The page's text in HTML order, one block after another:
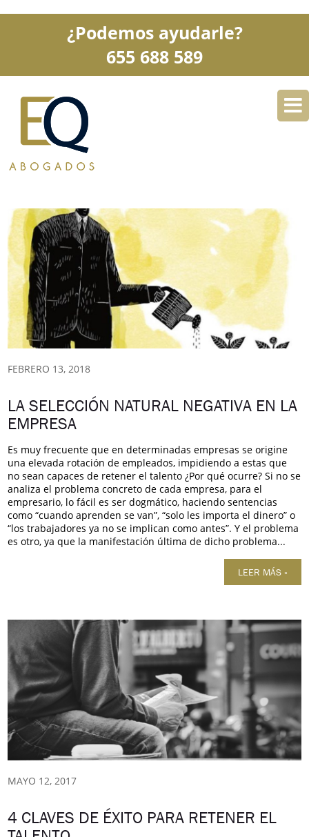
¿Podemos ayudarle?
655 688 589
SERVICIOS
BLOG CONTACTO
FEBRERO 13, 2018
LA SELECCIÓN NATURAL NEGATIVA EN LA
EMPRESA
Es muy frecuente que en determinadas empresas se origine
una elevada rotación de empleados, impidiendo a estas que
no sean capaces de retener el talento ¿Por qué ocurre? Si no se
analiza el problema concreto de cada empresa, para el
empresario, lo fácil es ser dogmático, haciendo sentencias
como “cuando aprenden se van”, “solo les importa el dinero” o
“los trabajadores ya no se implican como antes”. Y el problema
es otro, ya que la manifestación última de dicho problema...
LEER MÁS »
MAYO 12, 2017
4 CLAVES DE ÉXITO PARA RETENER EL